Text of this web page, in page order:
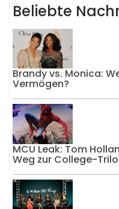
Beliebte
Brandy vs. Monica:
Vermögen?
MCU Leak: Tom
Weg zur College-